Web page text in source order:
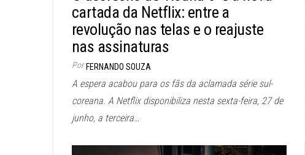
cartada da Netflix: entre a
revolução nas telas e o reajuste
nas assinaturas
Por FERNANDO SOUZA
A espera acabou para os fãs da aclamada série sul-
coreana. A Netflix disponibiliza nesta sexta-feira, 27 de
junho, a terceira…